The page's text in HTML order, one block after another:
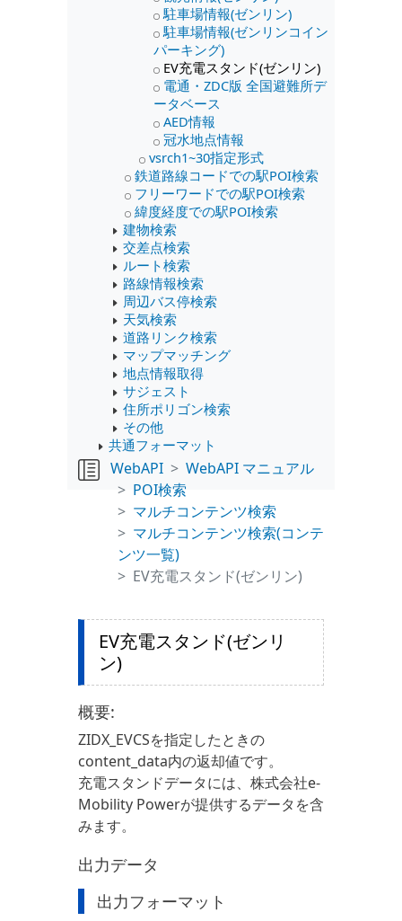
駐車場情報(ゼンリン)
駐車場情報(ゼンリンコイン
パーキング)
EV充電スタンド(ゼンリン)
電通・ZDC版 全国避難所デ
ータベース
AED情報
冠水地点情報
vsrch1~30指定形式
鉄道路線コードでの駅POI検索
フリーワードでの駅POI検索
緯度経度での駅POI検索
建物検索
交差点検索
ルート検索
路線情報検索
周辺バス停検索
天気検索
道路リンク検索
マップマッチング
地点情報取得
サジェスト
住所ポリゴン検索
その他
共通フォーマット
WebAPI
WebAPI マニュアル
POI検索
マルチコンテンツ検索
マルチコンテンツ検索(コンテ
ンツ一覧)
EV充電スタンド(ゼンリン)
EV充電スタンド(ゼンリ
ン)
概要:
ZIDX_EVCSを指定したときの
content_data内の返却値です。
充電スタンドデータには、株式会社e-
Mobility Powerが提供するデータを含
みます。
出力データ
出力フォーマット